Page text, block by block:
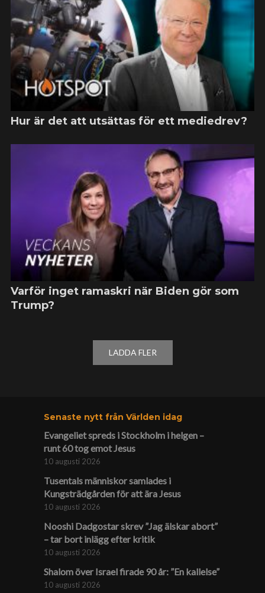
Hur är det att utsättas för ett mediedrev?
Varför inget ramaskri när Biden gör som
Trump?
LADDA FLER
Senaste nytt från Världen idag
Evangeliet spreds i Stockholm i helgen –
runt 60 tog emot Jesus
10 augusti 2026
Tusentals människor samlades i
Kungsträdgården för att ära Jesus
10 augusti 2026
Nooshi Dadgostar skrev ”Jag älskar abort”
– tar bort inlägg efter kritik
10 augusti 2026
Shalom över Israel firade 90 år: ”En kallelse”
10 augusti 2026